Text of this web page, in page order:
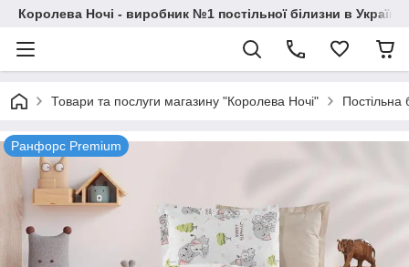
Королева Ночі - виробник №1 постільної білизни в Україні
Товари та послуги магазину "Королева Ночі" Постільна
Ранфорс Premium